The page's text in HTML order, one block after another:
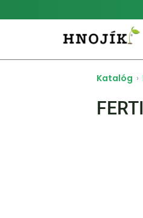
Katalóg ›